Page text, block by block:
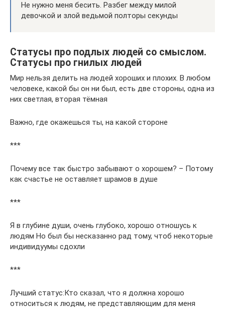
Не нужно меня бесить. Разбег между милой
девочкой и злой ведьмой полторы секунды
Статусы про подлых людей со смыслом.
Статусы про гнилых людей
Мир нельзя делить на людей хороших и плохих. В любом
человеке, какой бы он ни был, есть две стороны, одна из
них светлая, вторая тёмная
Важно, где окажешься ты, на какой стороне
***
Почему все так быстро забывают о хорошем? – Потому
как счастье не оставляет шрамов в душе
***
Я в глубине души, очень глубоко, хорошо отношусь к
людям Но был бы несказанно рад тому, чтоб некоторые
индивидуумы сдохли
***
Лучший статус:Кто сказал, что я должна хорошо
относиться к людям, не представляющим для меня